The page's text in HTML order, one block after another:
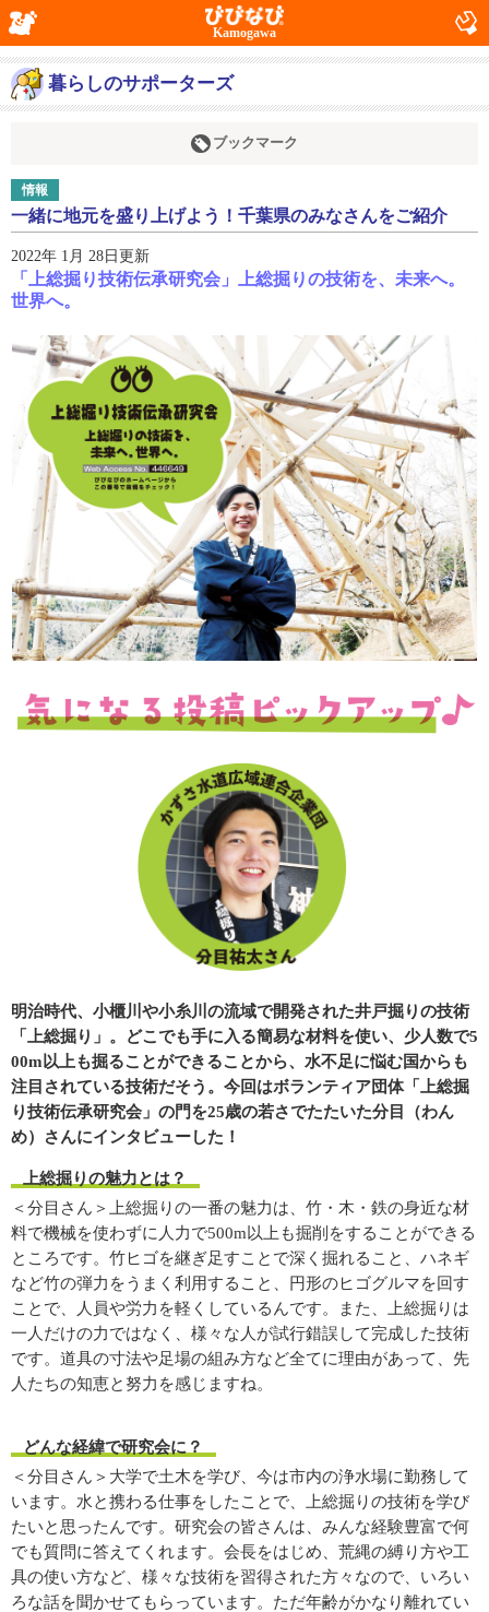
Kamogawa
暮らしのサポーターズ
ブックマーク
情報
一緒に地元を盛り上げよう！千葉県のみなさんをご紹介
2022年 1月 28日更新
「上総掘り技術伝承研究会」上総掘りの技術を、未来へ。
世界へ。
明治時代、小櫃川や小糸川の流域で開発された井戸掘りの技術
「上総掘り」。どこでも手に入る簡易な材料を使い、少人数で5
00m以上も掘ることができることから、水不足に悩む国からも
注目されている技術だそう。今回はボランティア団体「上総掘
り技術伝承研究会」の門を25歳の若さでたたいた分目（わん
め）さんにインタビューした！
上総掘りの魅力とは？
＜分目さん＞上総掘りの一番の魅力は、竹・木・鉄の身近な材
料で機械を使わずに人力で500m以上も掘削をすることができる
ところです。竹ヒゴを継ぎ足すことで深く掘れること、ハネギ
など竹の弾力をうまく利用すること、円形のヒゴグルマを回す
ことで、人員や労力を軽くしているんです。また、上総掘りは
一人だけの力ではなく、様々な人が試行錯誤して完成した技術
です。道具の寸法や足場の組み方など全てに理由があって、先
人たちの知恵と努力を感じますね。
どんな経緯で研究会に？
＜分目さん＞大学で土木を学び、今は市内の浄水場に勤務して
います。水と携わる仕事をしたことで、上総掘りの技術を学び
たいと思ったんです。研究会の皆さんは、みんな経験豊富で何
でも質問に答えてくれます。会長をはじめ、荒縄の縛り方や工
具の使い方など、様々な技術を習得された方々なので、いろい
ろな話を聞かせてもらっています。ただ年齢がかなり離れてい